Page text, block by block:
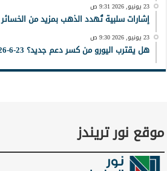
23 يونيو, 2026 9:31 ص
إشارات سلبية تُهدد الذهب بمزيد من الخسائر 23-6-2026
23 يونيو, 2026 9:30 ص
هل يقترب اليورو من كسر دعم جديد؟ 23-6-2026
موقع نور تريندز